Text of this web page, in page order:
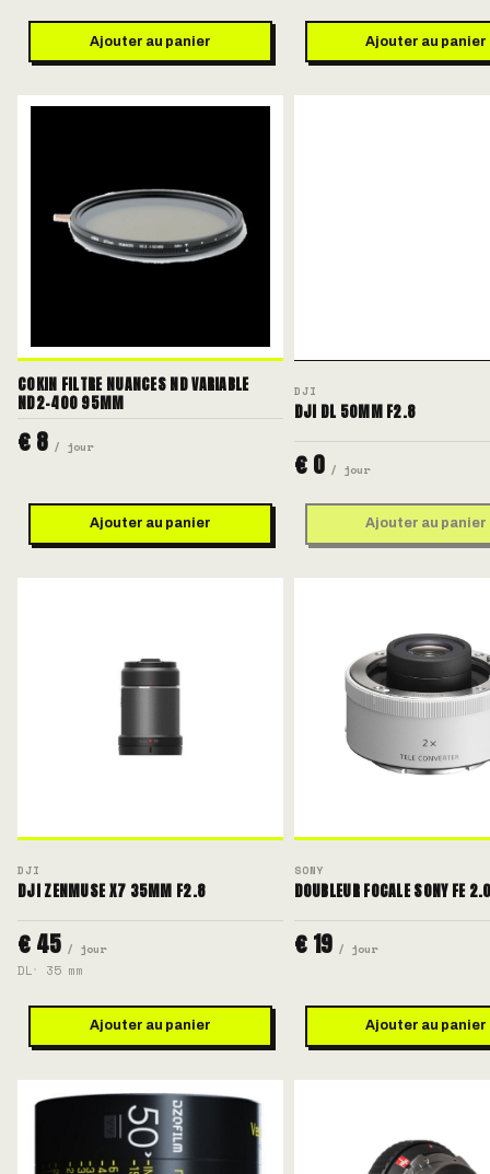
Ajouter au panier Ajouter au panier
COKIN FILTRE NUANCES ND VARIABLE
ND2-400 95MM
€ 8 / jour
Ajouter au panier
DJI
DJI DL 50MM F2.8
€ 0 / jour
Ajouter au panier
DJI
DJI ZENMUSE X7 35MM F2.8
€ 45 / jour
DL 35 mm
Ajouter au panier
SONY
DOUBLEUR FOCALE SONY FE
€ 19 / jour
Ajouter au panier